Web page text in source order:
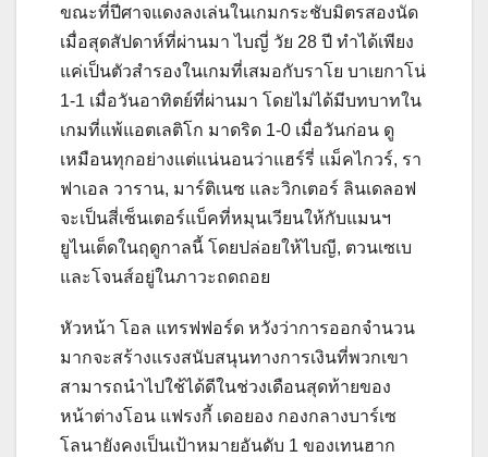
ขณะที่ปีศาจแดงลงเล่นในเกมกระชับมิตรสองนัด
เมื่อสุดสัปดาห์ที่ผ่านมา ไบญี่ วัย 28 ปี ทำได้เพียง
แค่เป็นตัวสำรองในเกมที่เสมอกับราโย บาเยกาโน่
1-1 เมื่อวันอาทิตย์ที่ผ่านมา โดยไม่ได้มีบทบาทใน
เกมที่แพ้แอตเลติโก มาดริด 1-0 เมื่อวันก่อน ดู
เหมือนทุกอย่างแต่แน่นอนว่าแฮร์รี่ แม็คไกวร์, รา
ฟาเอล วาราน, มาร์ติเนซ และวิกเตอร์ ลินเดลอฟ
จะเป็นสี่เซ็นเตอร์แบ็คที่หมุนเวียนให้กับแมนฯ
ยูไนเต็ดในฤดูกาลนี้ โดยปล่อยให้ไบญี, ตวนเซเบ
และโจนส์อยู่ในภาวะถดถอย
หัวหน้า โอล แทรฟฟอร์ด หวังว่าการออกจำนวน
มากจะสร้างแรงสนับสนุนทางการเงินที่พวกเขา
สามารถนำไปใช้ได้ดีในช่วงเดือนสุดท้ายของ
หน้าต่างโอน แฟรงกี้ เดอยอง กองกลางบาร์เซ
โลนายังคงเป็นเป้าหมายอันดับ 1 ของเทนฮาก